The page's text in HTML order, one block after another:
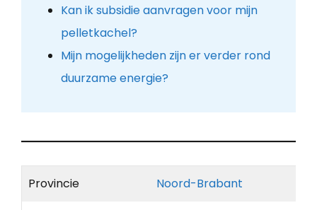
Kan ik subsidie aanvragen voor mijn
pelletkachel?
Mijn mogelijkheden zijn er verder rond
duurzame energie?
Provincie Noord-Brabant